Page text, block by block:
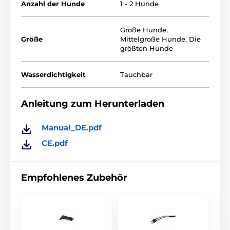
schnelle Reaktion beim Training perfekt. Stärke des
elektrostatistischen Impulses ist in 127 Stufen
und grosse Hunde geeignet. Unsere Empfehlung: für
Hunde von 10 bis 90kg. Das Halsband ist wasserfest
und bis 1m eintauchbar. Mit einem Kauf von weiteren
Empfängern können Sie Ihr Training bis zu 4 Hunden
erweitern.
Anzahl der Hunde 1 - 2 Hunde
Größe
Große Hunde,
Mittelgroße Hunde, Die
größten Hunde
Wasserdichtigkeit Tauchbar
Anleitung zum Herunterladen
Manual_DE.pdf
CE.pdf
Empfohlenes Zubehör